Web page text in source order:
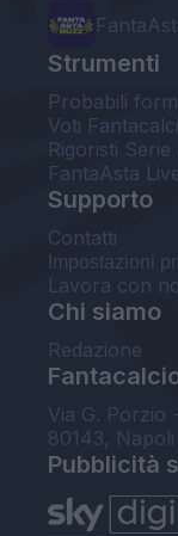
Strumenti
Probabili
Voti
Rigoristi Serie
FantaAsta
Supporto
Contatti
Impostazioni
Lavora con
Chi siamo
Redazione
Via G. Porzio
80143, Napoli
Pubblicità